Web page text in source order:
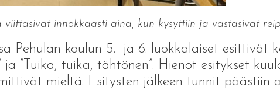
viittasivat innokkaasti aina, kun kysyttiin ja vastasivat
Pehulan koulun 5.- ja 6.-luokkalaiset esittivät
ja ”Tuika, tuika, tähtönen”. Hienot esitykset
mieltä. Esitysten jälkeen tunnit päästiin